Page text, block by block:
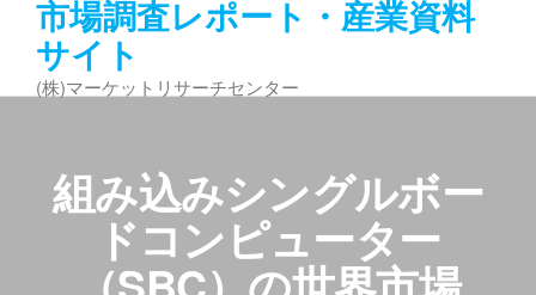
ン
市場調査レポート・産業資料
サイト
(株)マーケットリサーチセンター
組み込みシングルボー
ドコンピューター